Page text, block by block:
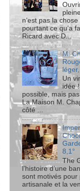
n’est pas la
pourtant ce qu’a
Ricard avec D...
M.
Un
idée
possible, mais
La Maison M.
côté ...
8,1°
The
l’histoire d’une
sont motivés pour
artisanale et la